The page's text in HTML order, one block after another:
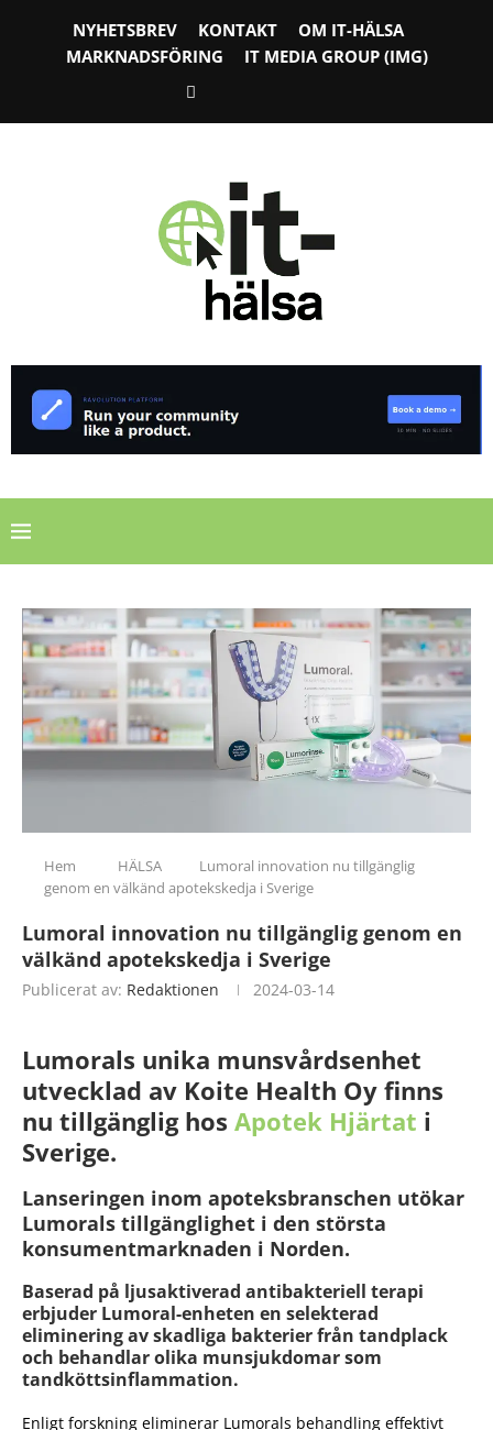
NYHETSBREV KONTAKT
OM IT-HÄLSA
MARKNADSFÖRING
IT MEDIA GROUP (IMG)
Hem HÄLSA
Lumoral innovation nu tillgänglig
genom en välkänd apotekskedja i Sverige
Lumoral innovation nu tillgänglig genom en
välkänd apotekskedja i Sverige
Publicerat av: Redaktionen 2024-03-14
Lumorals unika munsvårdsenhet
utvecklad av Koite Health Oy finns
nu tillgänglig hos Apotek Hjärtat i
Sverige.
Lanseringen inom apoteksbranschen utökar
Lumorals tillgänglighet i den största
konsumentmarknaden i Norden.
Baserad på ljusaktiverad antibakteriell terapi
erbjuder Lumoral-enheten en selekterad
eliminering av skadliga bakterier från tandplack
och behandlar olika munsjukdomar som
tandköttsinflammation.
Enligt forskning eliminerar Lumorals behandling effektivt